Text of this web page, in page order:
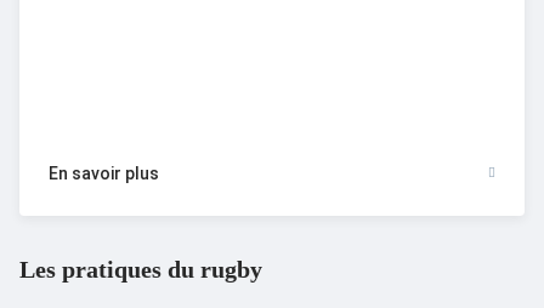
En savoir plus
Les pratiques du rugby